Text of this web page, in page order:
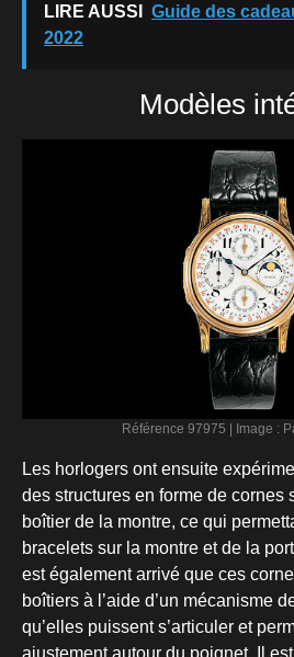
LIRE AUSSI
Guide des
2022
Modèles
Référence 97975 | Image :
Les horlogers ont ensuite
des structures en forme de cornes
boîtier de la montre, ce qui
bracelets sur la montre et de la
est également arrivé que ces
boîtiers à l’aide d’un mécanisme
qu’elles puissent s’articuler et